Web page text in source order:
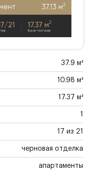
37.9 м²
10.98 м²
17.37 м²
1
17 из 21
черновая отделка
апартаменты